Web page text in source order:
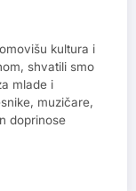
kultura i
shvatili smo
mlade i
muzičare,
doprinose